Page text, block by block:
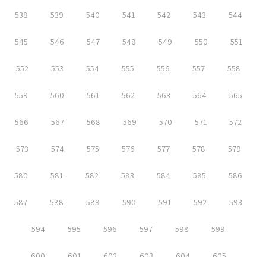
538 539 540 541 542 543 544
545 546 547 548 549 550 551
552 553 554 555 556 557 558
559 560 561 562 563 564 565
566 567 568 569 570 571 572
573 574 575 576 577 578 579
580 581 582 583 584 585 586
587 588 589 590 591 592 593
594 595 596 597 598 599